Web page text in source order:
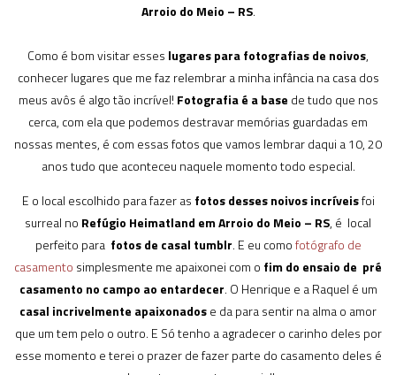
Arroio do Meio – RS.
Como é bom visitar esses lugares para fotografias de noivos,
conhecer lugares que me faz relembrar a minha infância na casa dos
meus avôs é algo tão incrível! Fotografia é a base de tudo que nos
cerca, com ela que podemos destravar memórias guardadas em
nossas mentes, é com essas fotos que vamos lembrar daqui a 10, 20
anos tudo que aconteceu naquele momento todo especial.
E o local escolhido para fazer as fotos desses noivos incríveisfoi
surreal no Refúgio Heimatland em Arroio do Meio – RS, é local
perfeito para fotos de casal tumblr. E eu comofotógrafo de
casamento simplesmente me apaixonei com o fim do ensaio de pré
casamento no campo ao entardecer. O Henrique e a Raquel é um
casal incrivelmente apaixonadose da para sentir na alma o amor
que um tem pelo o outro. E Só tenho a agradecer o carinho deles por
esse momento e terei o prazer de fazer parte do casamento deles é